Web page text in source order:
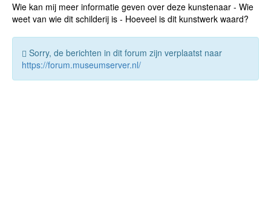
Wie kan mij meer informatie geven over deze kunstenaar - Wie
weet van wie dit schilderij is - Hoeveel is dit kunstwerk waard?
Sorry, de berichten in dit forum zijn verplaatst naar
https://forum.museumserver.nl/